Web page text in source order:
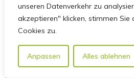
unseren Datenverkehr zu
akzeptieren" klicken, stimmen Sie
Cookies zu.
Anpassen Alles ablehnen